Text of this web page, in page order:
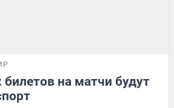
на матчи будут